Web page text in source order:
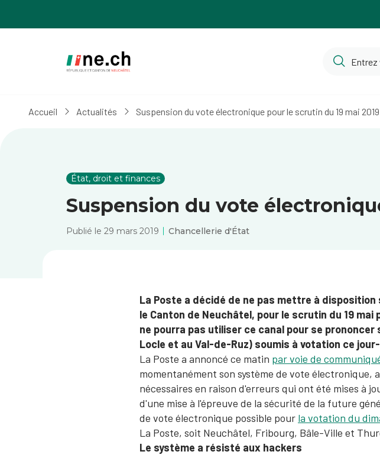
Accueil Actualités Suspension du vote électronique pour le scrutin du 19 mai 2019
État, droit et finances
Suspension du vote
Publié le 29 mars 2019 Chancellerie d'État
​La Poste a décidé de ne pas mettre à
le Canton de Neuchâtel, pour le scrutin du 19
ne pourra pas utiliser ce canal pour se
Locle et au Val-de-Ruz) soumis à votation ce
La Poste a annoncé ce matin par voie de
momentanément son système de vote
nécessaires en raison d'erreurs qui ont été mises à
d'une mise à l'épreuve de la sécurité de la future
de vote électronique possible pour la votation du
La Poste, soit Neuchâtel, Fribourg, Bâle-Ville et
Le système a résisté aux hackers